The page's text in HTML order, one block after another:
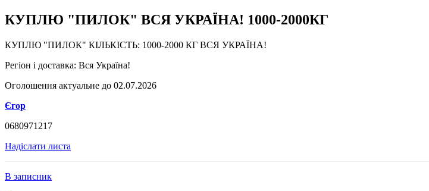
КУПЛЮ "ПИЛОК" ВСЯ УКРАЇНА! 1000-2000КГ
КУПЛЮ "ПИЛОК" КІЛЬКІСТЬ: 1000-2000 КГ ВСЯ УКРАЇНА!
Регіон і доставка: Вся Україна!
Оголошення актуальне до 02.07.2026
Єгор
0680971217
Надіслати листа
В записник